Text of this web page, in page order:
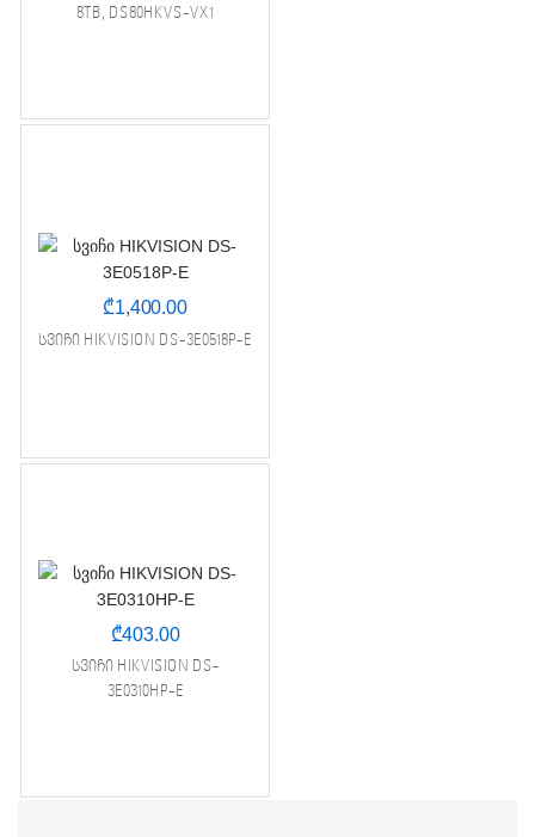
8TB, DS80HKVS-VX1
₾1,400.00
სვიჩი HIKVISION DS-3E0518P-E
₾403.00
სვიჩი HIKVISION DS-
3E0310HP-E